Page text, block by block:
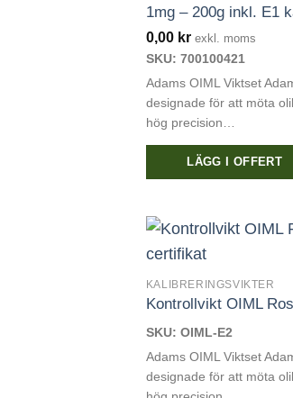
1mg – 200g inkl. E1
0,00 kr exkl. moms
SKU: 700100421
Adams OIML Viktset
designade för att möta
hög precision…
LÄGG I OFFERT
KALIBRERINGSVIKTER
Kontrollvikt OIML
SKU: OIML-E2
Adams OIML Viktset
designade för att möta